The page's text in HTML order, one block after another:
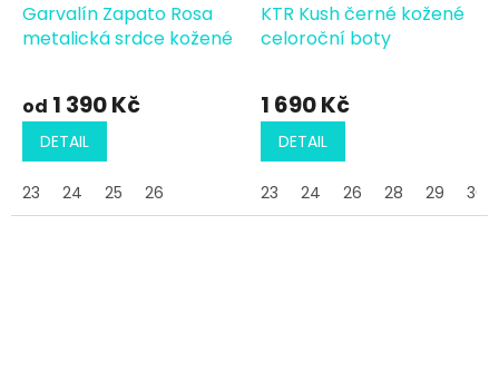
Garvalín Zapato Rosa
metalická srdce kožené
od 1 390 Kč
DETAIL
23 24 25 26
KTR Kush černé kožené
celoroční boty
1 690 Kč
DETAIL
23 24 26 28 29 30